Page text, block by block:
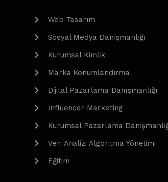
Web Tasarım
Sosyal Medya Danışmanlığı
Kurumsal Kimlik
Marka Konumlandırma
Dijital Pazarlama Danışmanlığı
Influencer Marketing
Kurumsal Pazarlama
Veri Analizi Algoritma Yönetimi
Eğitim